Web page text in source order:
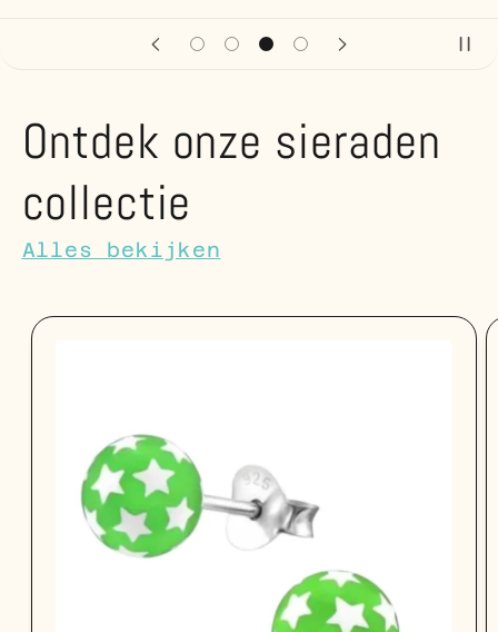
Ontdek onze sieraden
collectie
Alles bekijken